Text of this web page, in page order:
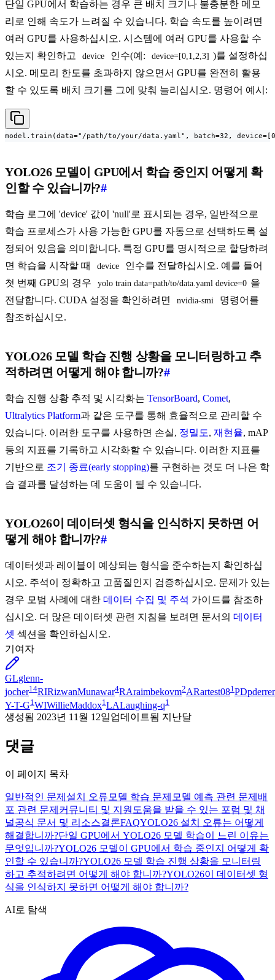
단일 GPU에서 학습하는 경우 큰 배치 크기나 불충분한 메모
리로 인해 속도가 느려질 수 있습니다. 학습 속도를 높이려면
여러 GPU를 사용하십시오. 시스템에 여러 GPU를 사용할 수
있는지 확인하고
device 인수(예: device=[0,1,2,3] )를 설정하십
시오. 메모리 한도를 초과하지 않으면서 GPU를 완전히 활용
할 수 있도록 배치 크기를 그에 맞춰 늘리십시오. 명령어 예시:
model.train(data="/path/to/your/data.yaml", batch=32,
YOLO26 모델이 GPU에서 학습 중인지 어떻게 확
인할 수 있습니까?#
학습 로그에 'device' 값이 'null'로 표시되는 경우, 일반적으로
학습 프로세스가 사용 가능한 GPU를 자동으로 선택하도록 설
정되어 있음을 의미합니다. 특정 GPU를 명시적으로 할당하려
면 학습을 시작할 때
device
인수를 전달하십시오. 예를 들어
첫 번째 GPU의 경우
yolo train data=path/to/data.yaml device=0 을
전달합니다. CUDA 설정을 확인하려면
nvidia-smi
명령어를
참조하십시오.
YOLO26 모델 학습 진행 상황을 모니터링하고 추
적하려면 어떻게 해야 합니까?#
학습 진행 상황 추적 및 시각화는 TensorBoard, Comet,
Ultralytics Platform과 같은 도구를 통해 효율적으로 관리할 수
있습니다. 이러한 도구를 사용하면 손실, 정밀도, 재현율, mAP
등의 지표를 기록하고 시각화할 수 있습니다. 이러한 지표를
기반으로 조기 종료(early stopping)를 구현하는 것도 더 나은 학
습 결과를 달성하는 데 도움이 될 수 있습니다.
YOLO26이 데이터셋 형식을 인식하지 못하면 어
떻게 해야 합니까?#
데이터셋과 레이블이 예상되는 형식을 준수하는지 확인하십
시오. 주석이 정확하고 고품질인지 검증하십시오. 문제가 있는
경우 모범 사례에 대한 데이터 수집 및 주석 가이드를 참조하
십시오. 더 많은 데이터셋 관련 지침을 보려면 문서의 데이터
셋 섹션을 확인하십시오.
기여자
GLglenn-
jocher14RIRizwanMunawar4RAraimbekovm2ARartest081 PD
Y-T-G1WIWillieMaddox1LALaughing-q1
생성됨 2023년 11월 12일업데이트됨 지난달
댓글
이 페이지 목차
일반적인 문제 설치 오류 모델 학습 문제 모델 예측 관련 문제 배
포 관련 문제 커뮤니티 및 지원 도움을 받을 수 있는 포럼 및 채
널공식 문서 및 리소스결론FAQYOLO26 설치 오류는 어떻게
해결합니까?단일 GPU에서 YOLO26 모델 학습이 느린 이유는
무엇입니까?YOLO26 모델이 GPU에서 학습 중인지 어떻게 확
인할 수 있습니까?YOLO26 모델 학습 진행 상황을 모니터링
하고 추적하려면 어떻게 해야 합니까?YOLO26이 데이터셋 형
식을 인식하지 못하면 어떻게 해야 합니까?
AI로 탐색